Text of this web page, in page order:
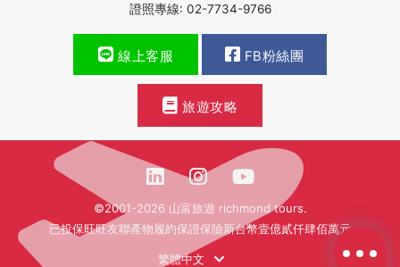
證照專線: 02-7734-9766
線上客服 FB粉絲團
旅遊攻略
©2001-2026 山富旅遊 richmond tours.
已投保旺旺友聯產物履約保證保險新台幣壹億貳仟肆佰萬元
繁體中文